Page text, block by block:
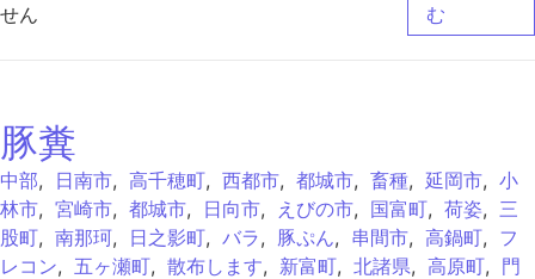
せん
む
豚糞
中部, 日南市, 高千穂町, 西都市, 都城市, 畜種, 延岡市, 小
林市, 宮崎市, 都城市, 日向市, えびの市, 国富町, 荷姿, 三
股町, 南那珂, 日之影町, バラ, 豚ぷん, 串間市, 高鍋町, フ
レコン, 五ヶ瀬町, 散布します, 新富町, 北諸県, 高原町, 門